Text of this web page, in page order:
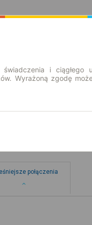
połączenia
i ciągłego
Wyrażoną zgodę